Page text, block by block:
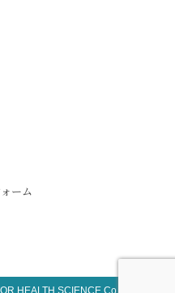
ーム